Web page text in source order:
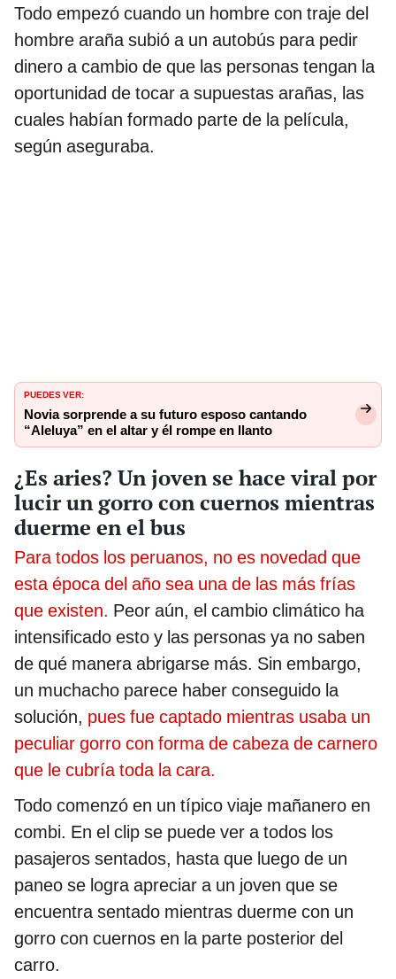
Todo empezó cuando un hombre con traje del
hombre araña subió a un autobús para pedir
dinero a cambio de que las personas tengan la
oportunidad de tocar a supuestas arañas, las
cuales habían formado parte de la película,
según aseguraba.
PUEDES VER:
Novia sorprende a su futuro esposo cantando
“Aleluya” en el altar y él rompe en llanto
¿Es aries? Un joven se hace viral por
lucir un gorro con cuernos mientras
duerme en el bus
Para todos los peruanos, no es novedad que
esta época del año sea una de las más frías
que existen. Peor aún, el cambio climático ha
intensificado esto y las personas ya no saben
de qué manera abrigarse más. Sin embargo,
un muchacho parece haber conseguido la
solución, pues fue captado mientras usaba un
peculiar gorro con forma de cabeza de carnero
que le cubría toda la cara.
Todo comenzó en un típico viaje mañanero en
combi. En el clip se puede ver a todos los
pasajeros sentados, hasta que luego de un
paneo se logra apreciar a un joven que se
encuentra sentado mientras duerme con un
gorro con cuernos en la parte posterior del
carro.